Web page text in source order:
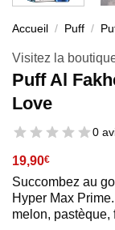
Accueil / Puff /
Visitez la
Puff Al
Love
0
19,90€
Succombez au
Hyper Max
melon, pastèque,